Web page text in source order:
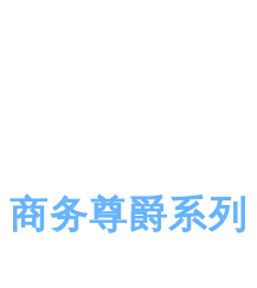
商务尊爵系列